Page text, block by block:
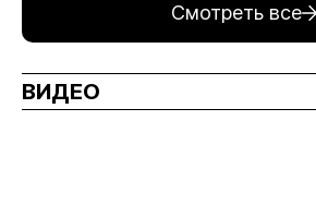
Смотреть все
ВИДЕО